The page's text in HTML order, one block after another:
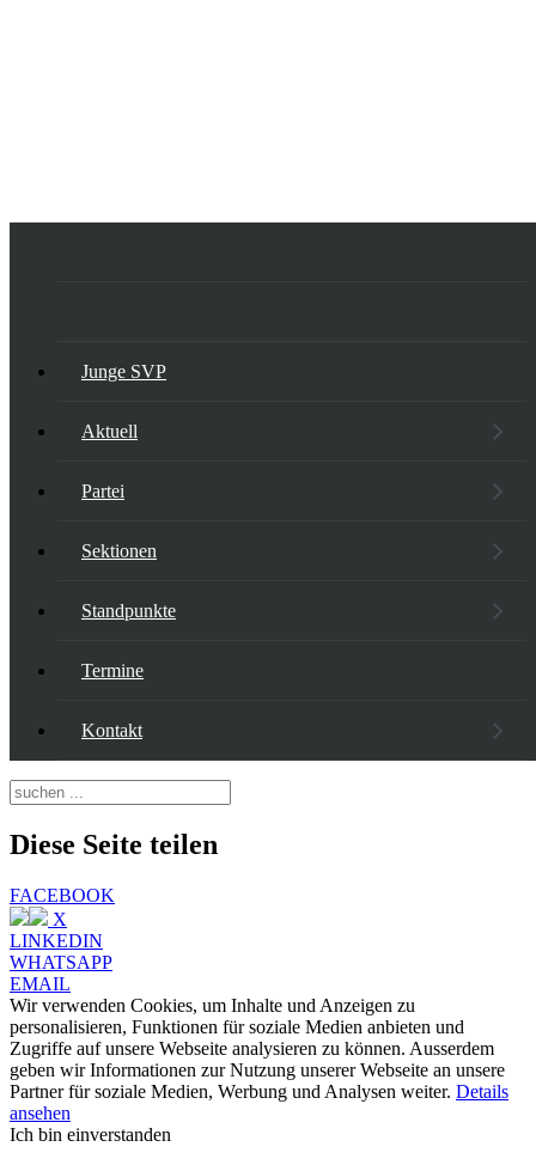
Junge SVP
Aktuell
Partei
Sektionen
Standpunkte
Termine
Kontakt
Diese Seite teilen
FACEBOOK
X
LINKEDIN
WHATSAPP
EMAIL
Wir verwenden Cookies, um Inhalte und Anzeigen zu
personalisieren, Funktionen für soziale Medien anbieten und
Zugriffe auf unsere Webseite analysieren zu können. Ausserdem
geben wir Informationen zur Nutzung unserer Webseite an unsere
Partner für soziale Medien, Werbung und Analysen weiter. Details
ansehen
Ich bin einverstanden